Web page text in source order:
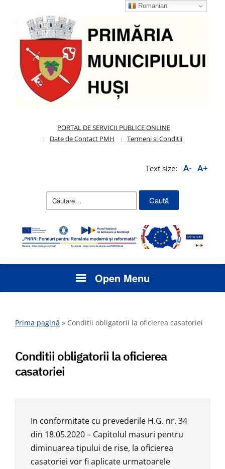
PORTAL DE SERVICII PUBLICE ONLINE
Date de Contact PMH
Termeni si Conditii
Text size: A- A+
Caută
Open Menu
Prima pagină » Conditii obligatorii la oficierea casatoriei
Conditii obligatorii la oficierea
casatoriei
In conformitate cu prevederile H.G. nr. 34
din 18.05.2020 – Capitolul masuri pentru
diminuarea tipului de rise, la oficierea
casatoriei vor fi aplicate urmatoarele
Romanian